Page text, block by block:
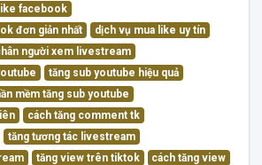
facebook
đơn giản nhất
dịch vụ mua like uy tín
người xem livestream
tăng sub youtube hiệu quả
mềm tăng sub youtube
cách tăng comment tk
tăng tương tác livestream
tăng view trên tiktok
cách tăng view